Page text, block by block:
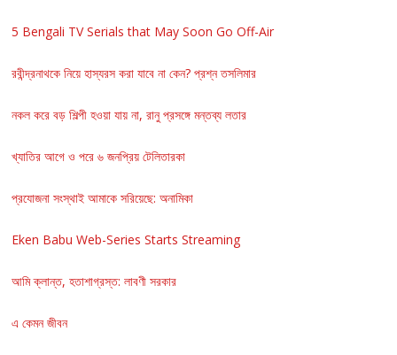
5 Bengali TV Serials that May Soon Go Off-Air
রবীন্দ্রনাথকে নিয়ে হাস্যরস করা যাবে না কেন? প্রশ্ন তসলিমার
নকল করে বড় শিল্পী হওয়া যায় না, রানু প্রসঙ্গে মন্তব্য লতার
খ্যাতির আগে ও পরে ৬ জনপ্রিয় টেলিতারকা
প্রযোজনা সংস্থাই আমাকে সরিয়েছে: অনামিকা
Eken Babu Web-Series Starts Streaming
আমি ক্লান্ত, হতাশাগ্রস্ত: লাবণী সরকার
এ কেমন জীবন